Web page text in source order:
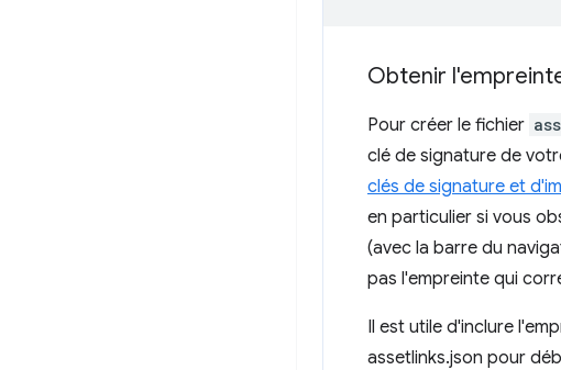
Obtenir
Pour créer le fichier
clé de signature de
clés de signature et
en particulier si vous
(avec la barre du
pas l'empreinte qui
Il est utile d'inclure
assetlinks.json pour